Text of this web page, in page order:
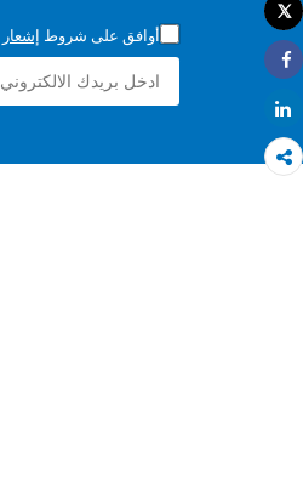
طباعة
Tweet
Share
Share
أوافق على شروط